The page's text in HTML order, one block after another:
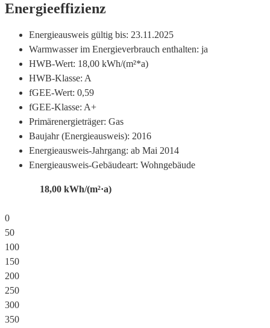
Energieeffizienz
Energieausweis gültig bis: 23.11.2025
Warmwasser im Energieverbrauch enthalten: ja
HWB-Wert: 18,00 kWh/(m²*a)
HWB-Klasse: A
fGEE-Wert: 0,59
fGEE-Klasse: A+
Primärenergieträger: Gas
Baujahr (Energieausweis): 2016
Energieausweis-Jahrgang: ab Mai 2014
Energieausweis-Gebäudeart: Wohngebäude
18,00 kWh/(m²·a)
0
50
100
150
200
250
300
350